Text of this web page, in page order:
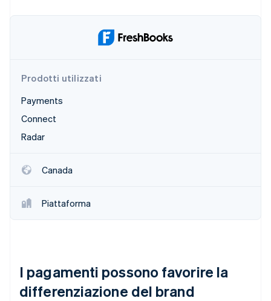
Prodotti utilizzati
Payments
Connect
Radar
Canada
Piattaforma
I pagamenti possono favorire la
differenziazione del brand